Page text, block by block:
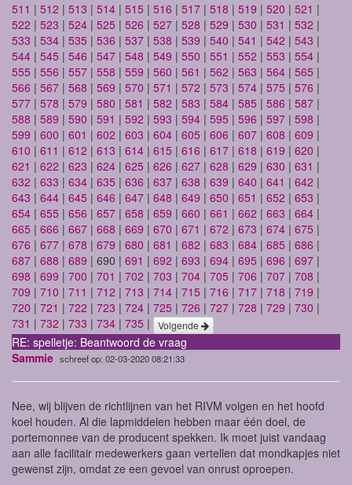
511 | 512 | 513 | 514 | 515 | 516 | 517 | 518 | 519 | 520 | 521 |
522 | 523 | 524 | 525 | 526 | 527 | 528 | 529 | 530 | 531 | 532 |
533 | 534 | 535 | 536 | 537 | 538 | 539 | 540 | 541 | 542 | 543 |
544 | 545 | 546 | 547 | 548 | 549 | 550 | 551 | 552 | 553 | 554 |
555 | 556 | 557 | 558 | 559 | 560 | 561 | 562 | 563 | 564 | 565 |
566 | 567 | 568 | 569 | 570 | 571 | 572 | 573 | 574 | 575 | 576 |
577 | 578 | 579 | 580 | 581 | 582 | 583 | 584 | 585 | 586 | 587 |
588 | 589 | 590 | 591 | 592 | 593 | 594 | 595 | 596 | 597 | 598 |
599 | 600 | 601 | 602 | 603 | 604 | 605 | 606 | 607 | 608 | 609 |
610 | 611 | 612 | 613 | 614 | 615 | 616 | 617 | 618 | 619 | 620 |
621 | 622 | 623 | 624 | 625 | 626 | 627 | 628 | 629 | 630 | 631 |
632 | 633 | 634 | 635 | 636 | 637 | 638 | 639 | 640 | 641 | 642 |
643 | 644 | 645 | 646 | 647 | 648 | 649 | 650 | 651 | 652 | 653 |
654 | 655 | 656 | 657 | 658 | 659 | 660 | 661 | 662 | 663 | 664 |
665 | 666 | 667 | 668 | 669 | 670 | 671 | 672 | 673 | 674 | 675 |
676 | 677 | 678 | 679 | 680 | 681 | 682 | 683 | 684 | 685 | 686 |
687 | 688 | 689 | 690 | 691 | 692 | 693 | 694 | 695 | 696 | 697 |
698 | 699 | 700 | 701 | 702 | 703 | 704 | 705 | 706 | 707 | 708 |
709 | 710 | 711 | 712 | 713 | 714 | 715 | 716 | 717 | 718 | 719 |
720 | 721 | 722 | 723 | 724 | 725 | 726 | 727 | 728 | 729 | 730 |
731 | 732 | 733 | 734 | 735 | Volgende
RE: spelletje: Beantwoord de vraag
Sammie schreef op: 02-03-2020 08:21:33
Nee, wij blijven de richtlijnen van het RIVM volgen en het hoofd
koel houden. Al die lapmiddelen hebben maar één doel, de
portemonnee van de producent spekken. Ik moet juist vandaag
aan alle facilitair medewerkers gaan vertellen dat mondkapjes niet
gewenst zijn, omdat ze een gevoel van onrust oproepen.